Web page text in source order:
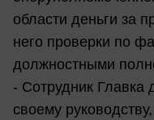
области деньги за
него проверки по
должностными
- Сотрудник
своему